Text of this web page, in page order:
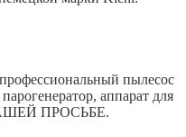
пылесос
аппарат для
ПРОСЬБЕ.